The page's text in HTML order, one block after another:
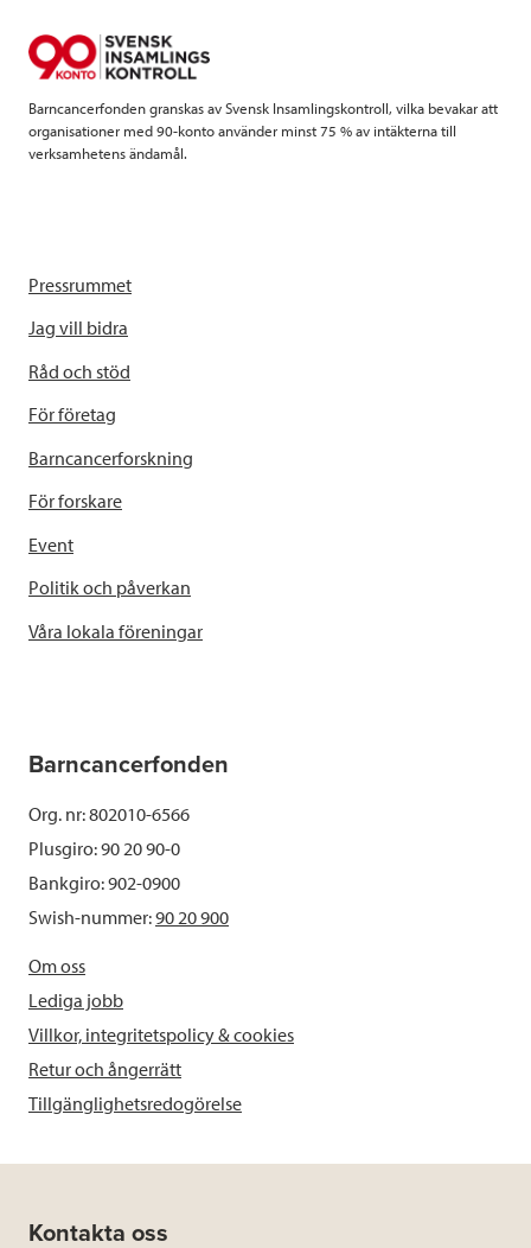
k
Barncancerfonden granskas av Svensk Insamlingskontroll, vilka bevakar att
organisationer med 90-konto använder minst 75 % av intäkterna till
verksamhetens ändamål.
Pressrummet
Jag vill bidra
Råd och stöd
För företag
Barncancerforskning
För forskare
Event
Politik och påverkan
Våra lokala föreningar
Barncancerfonden
Org. nr: 802010-6566
Plusgiro: 90 20 90-0
Bankgiro: 902-0900
Swish-nummer:90 20 900
Om oss
Lediga jobb
Villkor, integritetspolicy & cookies
Retur och ångerrätt
Tillgänglighetsredogörelse
Kontakta oss